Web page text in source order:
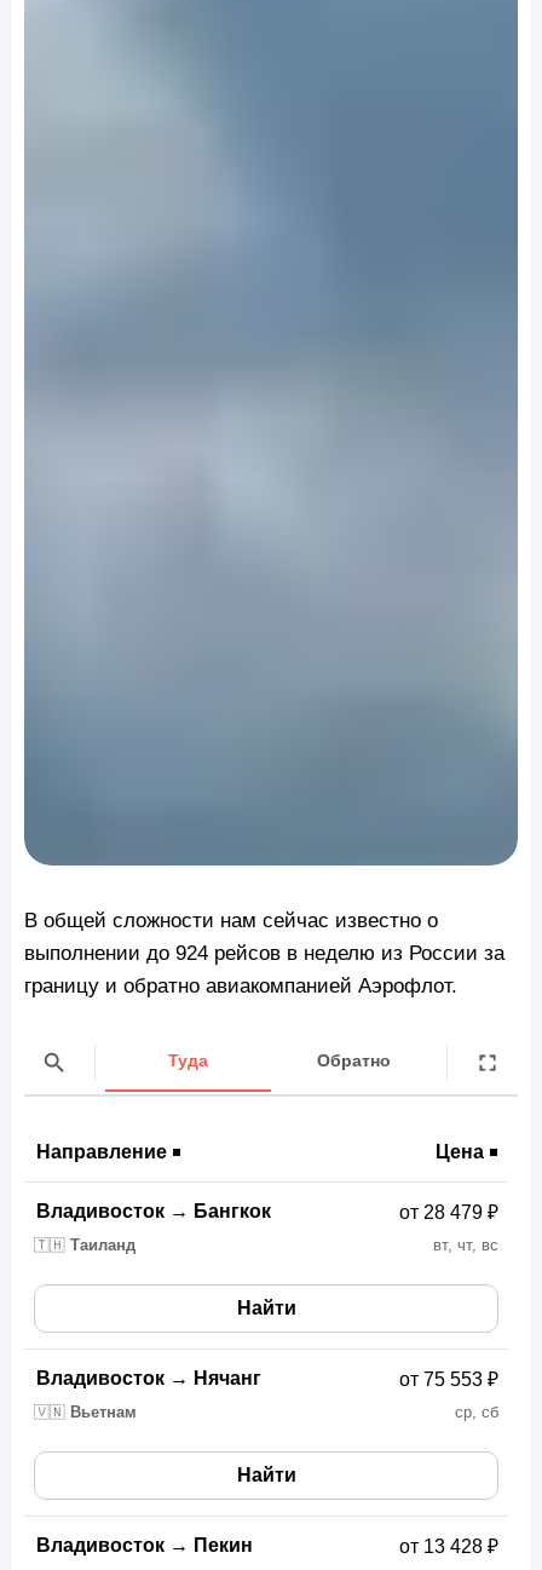
В общей сложности нам сейчас известно о
выполнении до 924 рейсов в неделю из России за
границу и обратно авиакомпанией Аэрофлот.
Туда Обратно
Направление Цена
Владивосток → Бангкок
🇹🇭 Таиланд вт, чт, вс
от 28 479 ₽
Найти
Владивосток → Нячанг
🇻🇳 Вьетнам ср, сб
от 75 553 ₽
Найти
Владивосток → Пекин от 13 428 ₽